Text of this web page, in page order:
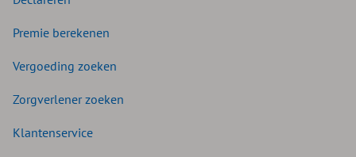
Premie berekenen
Vergoeding zoeken
Zorgverlener zoeken
Klantenservice